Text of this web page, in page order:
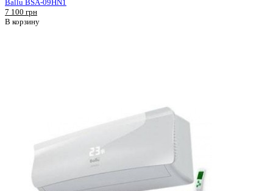
Ballu BSA-09HN1
7 100 грн
В корзину